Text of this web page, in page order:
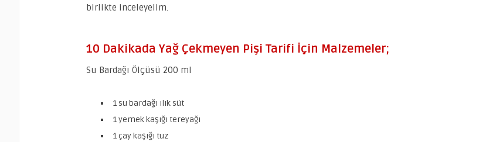
birlikte inceleyelim.
10 Dakikada Yağ Çekmeyen Pişi Tarifi İçin Malzemeler;
Su Bardağı Ölçüsü 200 ml
1 su bardağı ılık süt
1 yemek kaşığı tereyağı
1 çay kaşığı tuz